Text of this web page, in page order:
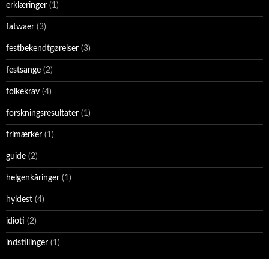
erklæringer (1)
fatwaer (3)
festbekendtgørelser (3)
festsange (2)
folkekrav (4)
forskningsresultater (1)
frimærker (1)
guide (2)
helgenkåringer (1)
hyldest (4)
idioti (2)
indstillinger (1)